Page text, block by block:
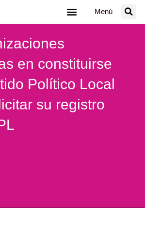
Menú
en constituirse
Político Local
su registro